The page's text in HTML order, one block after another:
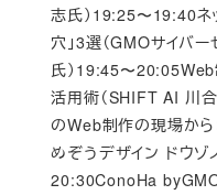
志氏）19:25〜19:40ネ
穴」3選（GMOサイバ
氏）19:45〜
活用術（SHIFT AI 川
のWeb制作の現場から
めぞうデザイン ドウゾ
20:30ConoHa byGMO